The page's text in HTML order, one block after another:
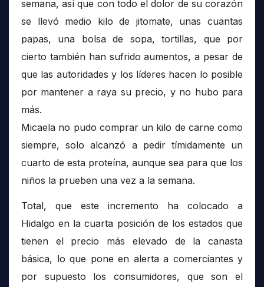
semana, así que con todo el dolor de su corazón
se llevó medio kilo de jitomate, unas cuantas
papas, una bolsa de sopa, tortillas, que por
cierto también han sufrido aumentos, a pesar de
que las autoridades y los líderes hacen lo posible
por mantener a raya su precio, y no hubo para
más.
Micaela no pudo comprar un kilo de carne como
siempre, solo alcanzó a pedir tímidamente un
cuarto de esta proteína, aunque sea para que los
niños la prueben una vez a la semana.
Total, que este incremento ha colocado a
Hidalgo en la cuarta posición de los estados que
tienen el precio más elevado de la canasta
básica, lo que pone en alerta a comerciantes y
por supuesto los consumidores, que son el